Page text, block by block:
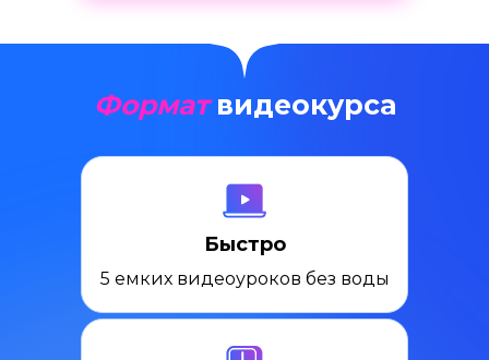
Форматвидеокурса
Быстро
5 емких видеоуроков без воды